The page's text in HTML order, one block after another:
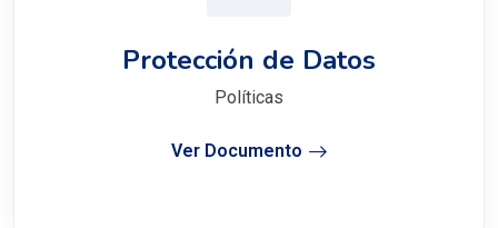
Protección de Datos
Políticas
Ver Documento